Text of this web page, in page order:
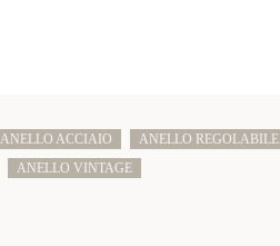
ANELLO ACCIAIO
ANELLO REGOLABILE
ANELLO VINTAGE